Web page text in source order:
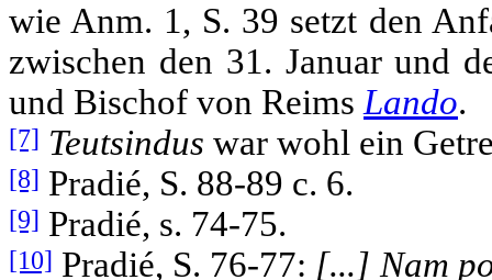
wie Anm. 1, S. 39 setzt den
zwischen den 31. Januar und
und Bischof von Reims Lando.
[7] Teutsindus war wohl ein
[8] Pradié, S. 88-89 c. 6.
[9] Pradié, s. 74-75.
[10] Pradié, S. 76-77: [...] Nam